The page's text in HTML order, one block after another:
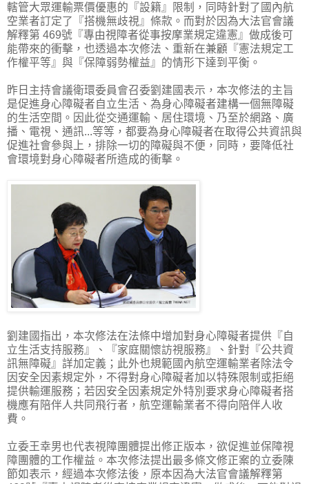
轄管大眾運輸票價優惠的『設籍』限制，同時針對了國內航
空業者訂定了『搭機無歧視』條款。而對於因為大法官會議
解釋第 469號『專由視障者從事按摩業規定違憲』做成後可
能帶來的衝擊，也透過本次修法、重新在兼顧『憲法規定工
作權平等』與『保障弱勢權益』的情形下達到平衡。
昨日主持會議衛環委員會召委劉建國表示，本次修法的主旨
是促進身心障礙者自立生活、為身心障礙者建構一個無障礙
的生活空間。因此從交通運輸、居住環境、乃至於網路、廣
播、電視、通訊...等等，都要為身心障礙者在取得公共資訊與
促進社會參與上，排除一切的障礙與不便，同時，要降低社
會環境對身心障礙者所造成的衝擊。
劉建國指出，本次修法在法條中增加對身心障礙者提供『自
立生活支持服務』、『家庭關懷訪視服務』、針對『公共資
訊無障礙』詳加定義；此外也規範國內航空運輸業者除法令
因安全因素規定外，不得對身心障礙者加以特殊限制或拒絕
提供輸運服務；若因安全因素規定外特別要求身心障礙者搭
機應有陪伴人共同飛行者，航空運輸業者不得向陪伴人收
費。
立委王幸男也代表視障團體提出修正版本，欲促進並保障視
障團體的工作權益。本次修法提出最多條文修正案的立委陳
節如表示，經過本次修法後，原本因為大法官會議解釋第